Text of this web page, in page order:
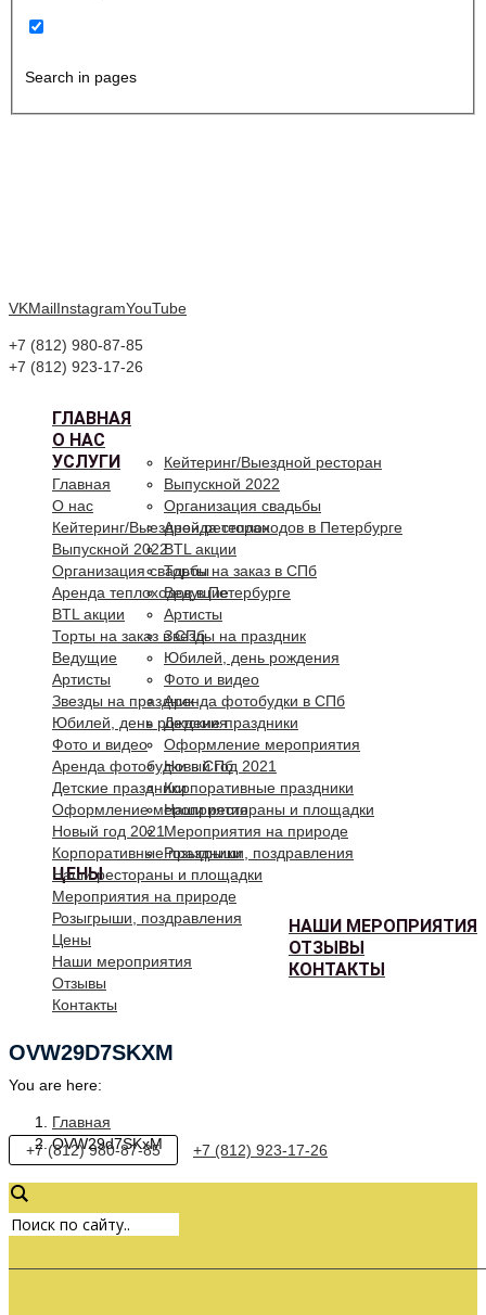
Search in pages
VKMailInstagramYouTube
+7 (812) 980-87-85
+7 (812) 923-17-26
ГЛАВНАЯ
О НАС
УСЛУГИ
Кейтеринг/Выездной ресторан
Выпускной 2022
Организация свадьбы
Аренда теплоходов в Петербурге
BTL акции
Торты на заказ в СПб
Ведущие
Артисты
Звезды на праздник
Юбилей, день рождения
Фото и видео
Аренда фотобудки в СПб
Детские праздники
Оформление мероприятия
Новый год 2021
Корпоративные праздники
Наши рестораны и площадки
Мероприятия на природе
Розыгрыши, поздравления
ЦЕНЫ
НАШИ МЕРОПРИЯТИЯ
ОТЗЫВЫ
КОНТАКТЫ
Главная
О нас
Кейтеринг/Выездной ресторан
Выпускной 2022
Организация свадьбы
Аренда теплоходов в Петербурге
BTL акции
Торты на заказ в СПб
Ведущие
Артисты
Звезды на праздник
Юбилей, день рождения
Фото и видео
Аренда фотобудки в СПб
Детские праздники
Оформление мероприятия
Новый год 2021
Корпоративные праздники
Наши рестораны и площадки
Мероприятия на природе
Розыгрыши, поздравления
Цены
Наши мероприятия
Отзывы
Контакты
OVW29D7SKXM
You are here:
Главная
OVW29d7SKxM
+7 (812) 980-87-85 +7 (812) 923-17-26